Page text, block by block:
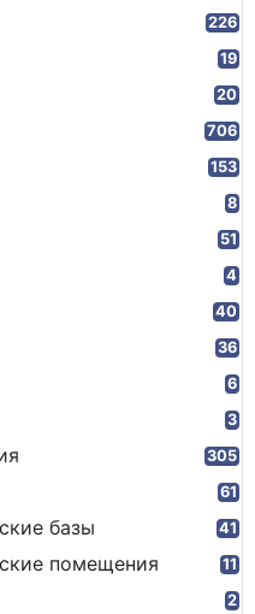
226
19
20
706
153
8
51
4
40
36
6
3
305
61
базы 41
помещения 11
2